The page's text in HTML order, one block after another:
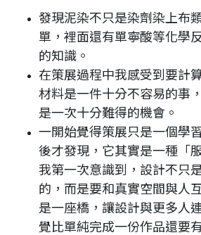
發現泥染不只是染劑染上布
單，裡面還有單寧酸等化學
的知識。
在策展過程中我感受到要計
材料是一件十分不容易的事
是一次十分難得的機會。
一開始覺得策展只是一個學
後才發現，它其實是一種「
我第一次意識到，設計不只
的，而是要和真實空間與人
是一座橋，讓設計與更多人
覺比單純完成一份作品還要